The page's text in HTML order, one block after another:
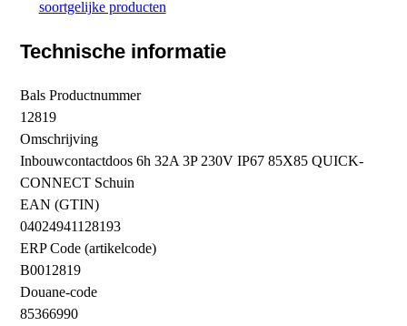
soortgelijke producten
Technische informatie
Bals Productnummer
12819
Omschrijving
Inbouwcontactdoos 6h 32A 3P 230V IP67 85X85 QUICK-
CONNECT Schuin
EAN (GTIN)
04024941128193
ERP Code (artikelcode)
B0012819
Douane-code
85366990